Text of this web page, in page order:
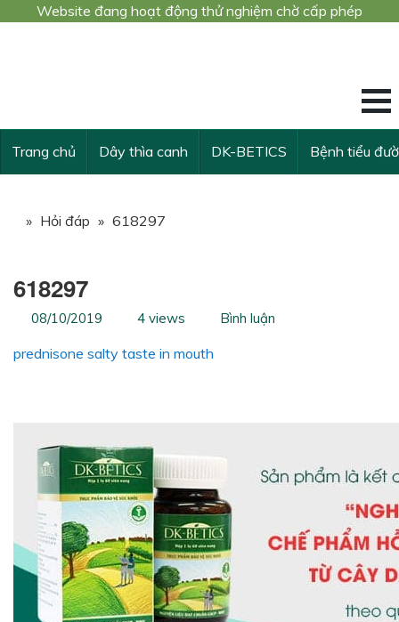
Website đang hoạt động thử nghiệm chờ cấp phép
KẾ THỪA VÀ
Trang chủ Dây thìa canh DK-BETICS Bệnh tiểu
» Hỏi đáp » 618297
618297
08/10/2019 4 views Bình luận
prednisone salty taste in mouth